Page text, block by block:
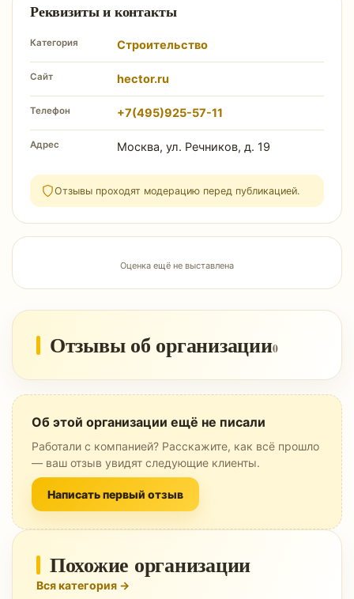
Реквизиты и контакты
Категория Строительство
Сайт hector.ru
Телефон +7(495)925-57-11
Адрес Москва, ул. Речников, д. 19
Отзывы проходят модерацию перед публикацией.
Оценка ещё не выставлена
Отзывы об организации0
Об этой организации ещё не писали
Работали с компанией? Расскажите, как всё прошло
— ваш отзыв увидят следующие клиенты.
Написать первый отзыв
Похожие организации
Вся категория →